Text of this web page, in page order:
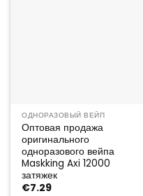
ОДНОРАЗОВЫЙ ВЕЙП
Оптовая продажа
оригинального
одноразового вейпа
Maskking Axi 12000
затяжек
€7.29